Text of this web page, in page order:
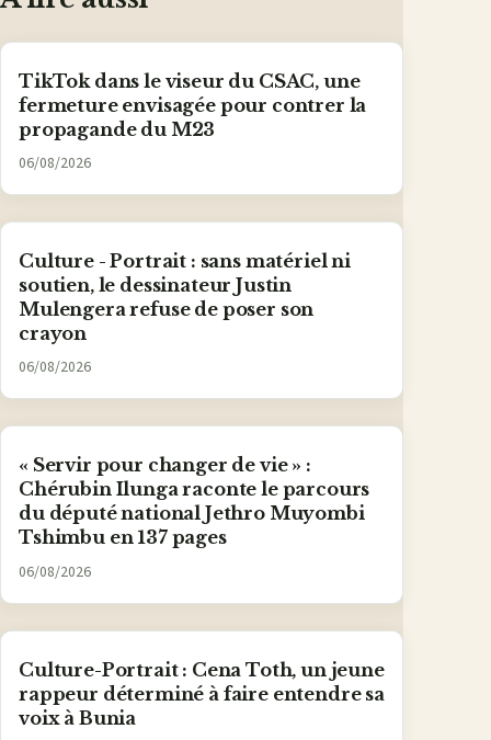
TikTok dans le viseur du CSAC, une
fermeture envisagée pour contrer la
propagande du M23
06/08/2026
Culture - Portrait : sans matériel ni
soutien, le dessinateur Justin
Mulengera refuse de poser son
crayon
06/08/2026
« Servir pour changer de vie » :
Chérubin Ilunga raconte le parcours
du député national Jethro Muyombi
Tshimbu en 137 pages
06/08/2026
Culture-Portrait : Cena Toth, un jeune
rappeur déterminé à faire entendre sa
voix à Bunia